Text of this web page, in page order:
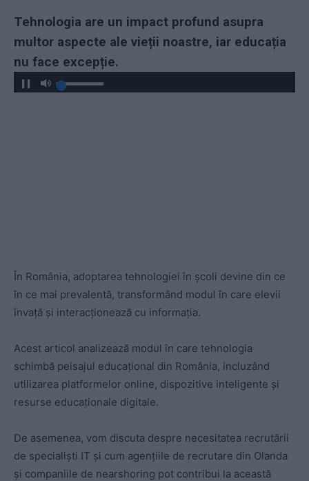
Tehnologia are un impact profund asupra
multor aspecte ale vieții noastre, iar educația
nu face excepție.
În România, adoptarea tehnologiei în școli devine din ce
în ce mai prevalentă, transformând modul în care elevii
învață și interacționează cu informația.
Acest articol analizează modul în care tehnologia
schimbă peisajul educațional din România, incluzând
utilizarea platformelor online, dispozitive inteligente și
resurse educaționale digitale.
De asemenea, vom discuta despre necesitatea recrutării
de specialiști IT și cum agențiile de recrutare din Olanda
și companiile de nearshoring pot contribui la această